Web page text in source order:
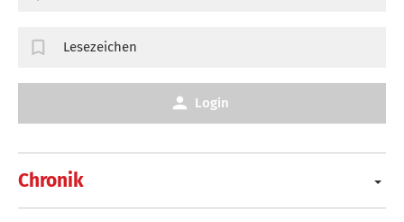
Chronik
Lesezeichen
Login